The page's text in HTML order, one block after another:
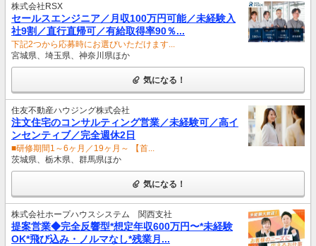
株式会社RSX
セールスエンジニア／月収100万円可能／未経験入
社9割／直行直帰可／有給取得率90％...
下記2つから応募時にお選びいただけます...
宮城県、埼玉県、神奈川県ほか
気になる！
住友不動産ハウジング株式会社
注文住宅のコンサルティング営業／未経験可／高イ
ンセンティブ／完全週休2日
■研修期間1～6ヶ月／19ヶ月～ 【首...
茨城県、栃木県、群馬県ほか
気になる！
株式会社ホープハウスシステム 関西支社
提案営業◆完全反響型*想定年収600万円〜*未経験
OK*飛び込み・ノルマなし*残業月...